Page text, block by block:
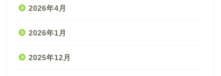
2026年4月
2026年1月
2025年12月